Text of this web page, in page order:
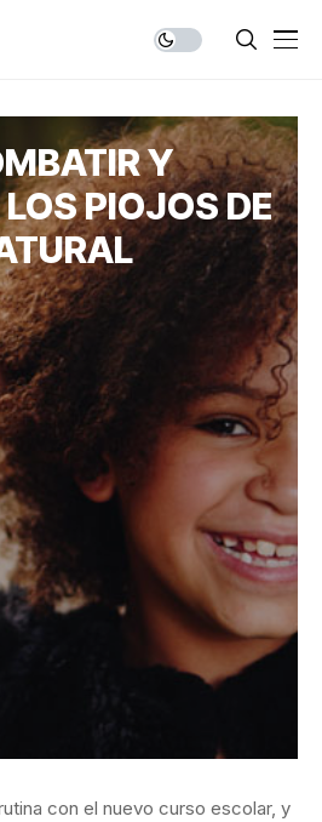
Y
LOS PIOJOS DE
con el nuevo curso escolar, y